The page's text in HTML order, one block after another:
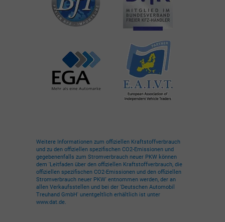
Weitere Informationen zum offiziellen Kraftstoffverbrauch
und zu den offiziellen spezifischen CO2-Emissionen und
gegebenenfalls zum Stromverbrauch neuer PKW können
dem 'Leitfaden über den offiziellen Kraftstoffverbrauch, die
offiziellen spezifischen CO2-Emissionen und den offiziellen
Stromverbrauch neuer PKW' entnommen werden, der an
allen Verkaufsstellen und bei der 'Deutschen Automobil
Treuhand GmbH' unentgeltlich erhältlich ist unter
www.dat.de.